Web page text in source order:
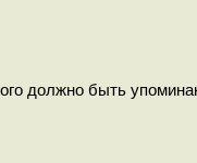
должно быть